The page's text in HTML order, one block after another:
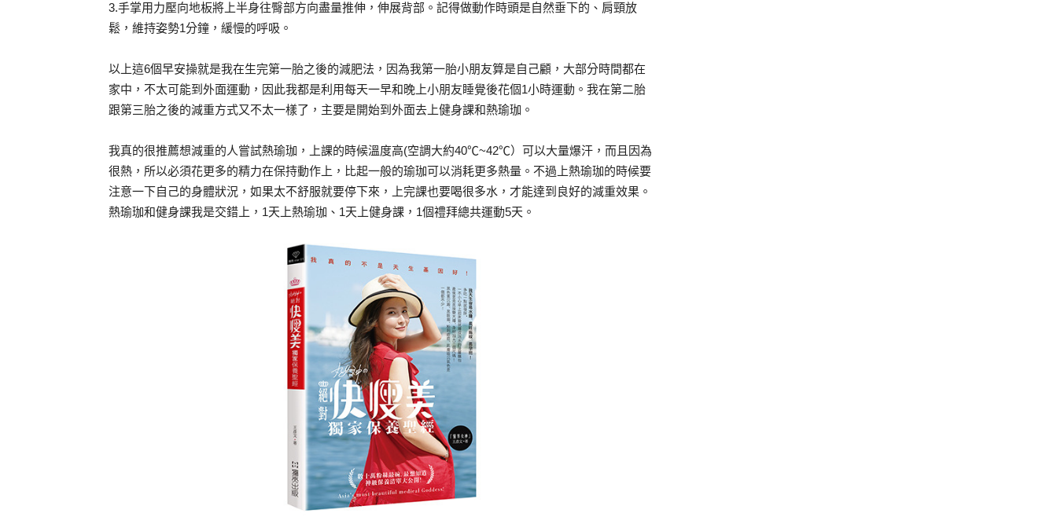
3.手掌用力壓向地板將上半身往臀部方向盡量推伸，伸展背部。記得做動作時頭是自然垂下的、肩頸放
鬆，維持姿勢1分鐘，緩慢的呼吸。
以上這6個早安操就是我在生完第一胎之後的減肥法，因為我第一胎小朋友算是自己顧，大部分時間都在
家中，不太可能到外面運動，因此我都是利用每天一早和晚上小朋友睡覺後花個1小時運動。我在第二胎
跟第三胎之後的減重方式又不太一樣了，主要是開始到外面去上健身課和熱瑜珈。
我真的很推薦想減重的人嘗試熱瑜珈，上課的時候溫度高(空調大約40℃~42℃）可以大量爆汗，而且因為
很熱，所以必須花更多的精力在保持動作上，比起一般的瑜珈可以消耗更多熱量。不過上熱瑜珈的時候要
注意一下自己的身體狀況，如果太不舒服就要停下來，上完課也要喝很多水，才能達到良好的減重效果。
熱瑜珈和健身課我是交錯上，1天上熱瑜珈、1天上健身課，1個禮拜總共運動5天。